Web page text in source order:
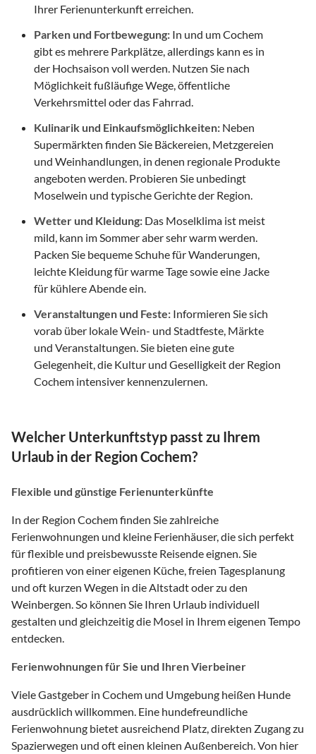
Ihrer Ferienunterkunft erreichen.
Parken und Fortbewegung: In und um Cochem
gibt es mehrere Parkplätze, allerdings kann es in
der Hochsaison voll werden. Nutzen Sie nach
Möglichkeit fußläufige Wege, öffentliche
Verkehrsmittel oder das Fahrrad.
Kulinarik und Einkaufsmöglichkeiten: Neben
Supermärkten finden Sie Bäckereien, Metzgereien
und Weinhandlungen, in denen regionale Produkte
angeboten werden. Probieren Sie unbedingt
Moselwein und typische Gerichte der Region.
Wetter und Kleidung: Das Moselklima ist meist
mild, kann im Sommer aber sehr warm werden.
Packen Sie bequeme Schuhe für Wanderungen,
leichte Kleidung für warme Tage sowie eine Jacke
für kühlere Abende ein.
Veranstaltungen und Feste: Informieren Sie sich
vorab über lokale Wein- und Stadtfeste, Märkte
und Veranstaltungen. Sie bieten eine gute
Gelegenheit, die Kultur und Geselligkeit der Region
Cochem intensiver kennenzulernen.
Welcher Unterkunftstyp passt zu Ihrem
Urlaub in der Region Cochem?
Flexible und günstige Ferienunterkünfte
In der Region Cochem finden Sie zahlreiche
Ferienwohnungen und kleine Ferienhäuser, die sich perfekt
für flexible und preisbewusste Reisende eignen. Sie
profitieren von einer eigenen Küche, freien Tagesplanung
und oft kurzen Wegen in die Altstadt oder zu den
Weinbergen. So können Sie Ihren Urlaub individuell
gestalten und gleichzeitig die Mosel in Ihrem eigenen Tempo
entdecken.
Ferienwohnungen für Sie und Ihren Vierbeiner
Viele Gastgeber in Cochem und Umgebung heißen Hunde
ausdrücklich willkommen. Eine hundefreundliche
Ferienwohnung bietet ausreichend Platz, direkten Zugang zu
Spazierwegen und oft einen kleinen Außenbereich. Von hier